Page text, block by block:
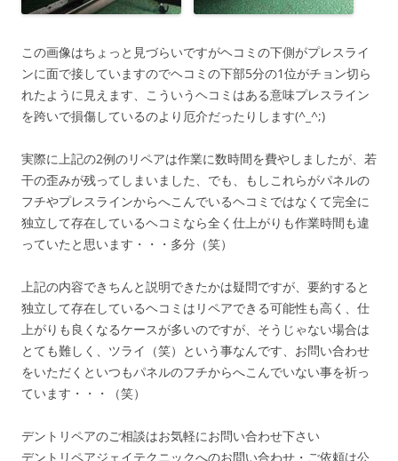
この画像はちょっと見づらいですがヘコミの下側がプレスライ
ンに面で接していますのでヘコミの下部5分の1位がチョン切ら
れたように見えます、こういうヘコミはある意味プレスライン
を跨いで損傷しているのより厄介だったりします(^_^;)
実際に上記の2例のリペアは作業に数時間を費やしましたが、若
干の歪みが残ってしまいました、でも、もしこれらがパネルの
フチやプレスラインからへこんでいるヘコミではなくて完全に
独立して存在しているヘコミなら全く仕上がりも作業時間も違
っていたと思います・・・多分（笑）
上記の内容できちんと説明できたかは疑問ですが、要約すると
独立して存在しているヘコミはリペアできる可能性も高く、仕
上がりも良くなるケースが多いのですが、そうじゃない場合は
とても難しく、ツライ（笑）という事なんです、お問い合わせ
をいただくといつもパネルのフチからへこんでいない事を祈っ
ています・・・（笑）
デントリペアのご相談はお気軽にお問い合わせ下さい
デントリペアジェイテクニックへのお問い合わせ・ご依頼は公